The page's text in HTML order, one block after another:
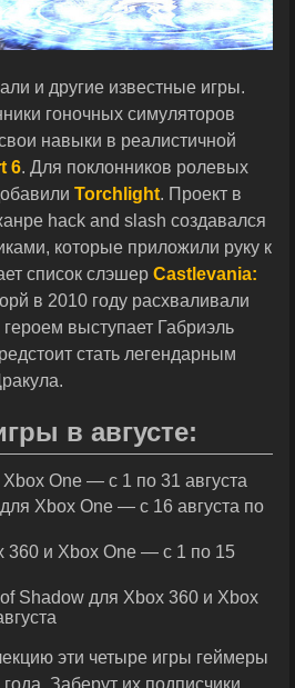
и другие известные игры.
гоночных симуляторов
навыки в реалистичной
6. Для поклонников ролевых
Torchlight. Проект в
hack and slash создавался
которые приложили руку к
список слэшер Castlevania:
в 2010 году расхваливали
выступает Габриэль
стать легендарным
в августе:
One — с 1 по 31 августа
Xbox One — с 16 августа по
360 и Xbox One — с 1 по 15
Shadow для Xbox 360 и Xbox
эти четыре игры геймеры